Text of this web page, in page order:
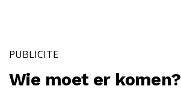
PUBLICITE
Wie moet er komen?